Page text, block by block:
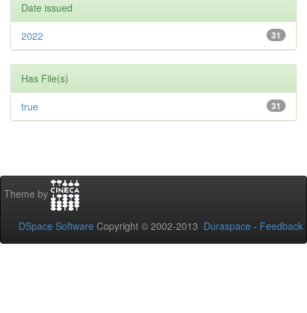
Date issued
31
2022
Has File(s)
31
true
Theme by
DSpace Software Copyright © 2002-2013 Duraspace - Feedback